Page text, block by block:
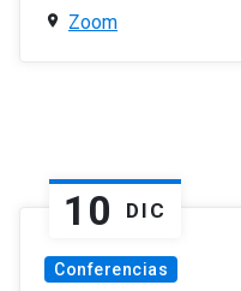
Zoom
10 DIC
Conferencias